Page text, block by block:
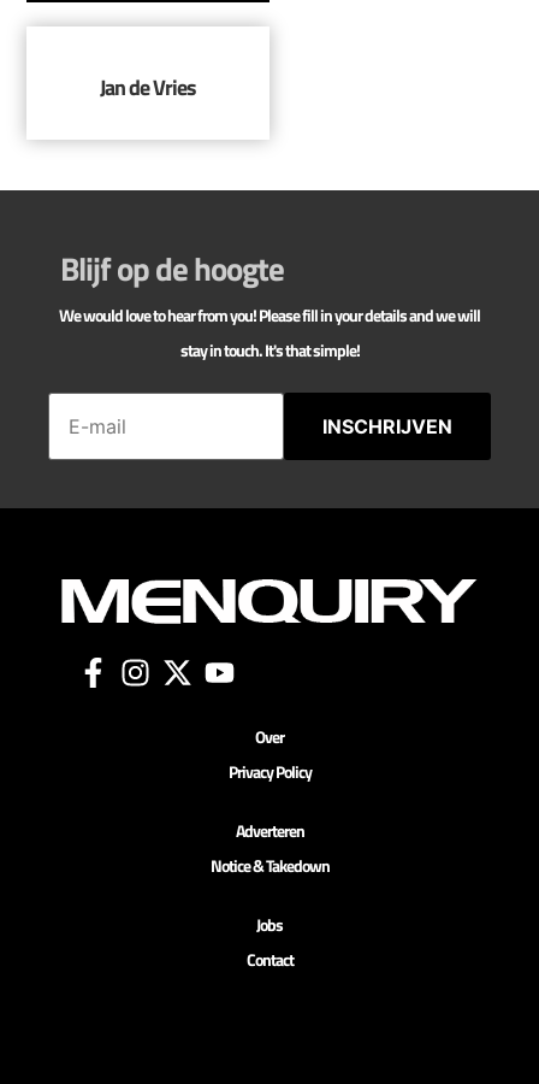
Jan de Vries
Blijf op de hoogte
We would love to hear from you! Please fill in your details and we will
stay in touch. It's that simple!
INSCHRIJVEN
Over
Privacy Policy
Adverteren
Notice & Takedown
Jobs
Contact